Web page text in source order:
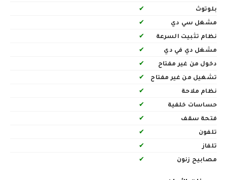
بلوتوث
✔
مشغل سي دي
✔
نظام تثبيت السرعة
✔
مشغل دي في دي
✔
دخول من غير مفتاح
✔
تشغيل من غير مفتاح
✔
نظام ملاحة
✔
حساسات خلفية
✔
فتحة سقف
✔
تلفون
✔
تلفاز
✔
مصابيح زنون
✔